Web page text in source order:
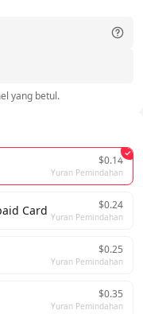
yang betul.
$0.14
Yuran Pemindahan
Card $0.24
Yuran Pemindahan
$0.25
Yuran Pemindahan
$0.35
Yuran Pemindahan